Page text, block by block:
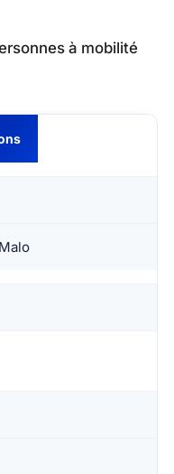
à mobilité